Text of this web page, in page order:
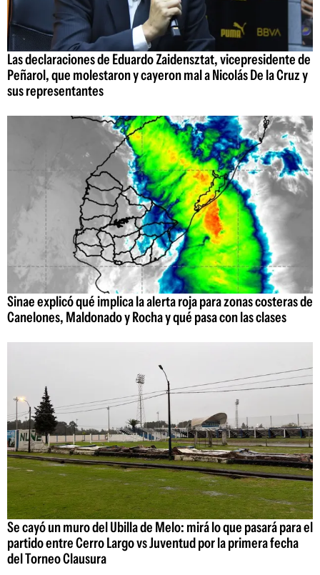
Las declaraciones de Eduardo Zaidensztat, vicepresidente de
Peñarol, que molestaron y cayeron mal a Nicolás De la Cruz y
sus representantes
Sinae explicó qué implica la alerta roja para zonas costeras de
Canelones, Maldonado y Rocha y qué pasa con las clases
Se cayó un muro del Ubilla de Melo: mirá lo que pasará para el
partido entre Cerro Largo vs Juventud por la primera fecha
del Torneo Clausura